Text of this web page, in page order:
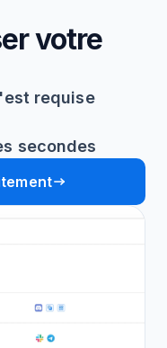
votre
requise
secondes